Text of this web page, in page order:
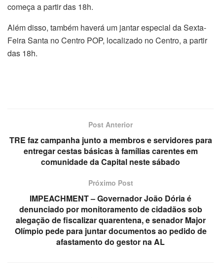
começa a partir das 18h.
Além disso, também haverá um jantar especial da Sexta-
Feira Santa no Centro POP, localizado no Centro, a partir
das 18h.
Post Anterior
TRE faz campanha junto a membros e servidores para
entregar cestas básicas à famílias carentes em
comunidade da Capital neste sábado
Próximo Post
IMPEACHMENT – Governador João Dória é
denunciado por monitoramento de cidadãos sob
alegação de fiscalizar quarentena, e senador Major
Olímpio pede para juntar documentos ao pedido de
afastamento do gestor na AL